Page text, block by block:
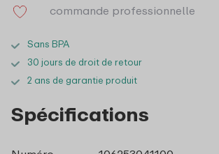
commande professionnelle
Sans BPA
30 jours de droit de retour
2 ans de garantie produit
Spécifications